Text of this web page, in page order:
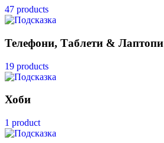
47 products
Телефони, Таблети & Лаптопи
19 products
Хоби
1 product